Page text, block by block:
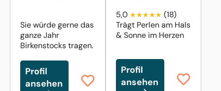
Sie würde gerne das
ganze Jahr
Birkenstocks tragen.
Profil
ansehen
5,0
(18)
Trägt Perlen am Hals
& Sonne im Herzen
Profil
ansehen